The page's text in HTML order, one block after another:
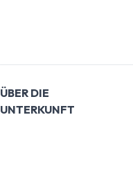
ÜBER DIE
UNTERKUNFT